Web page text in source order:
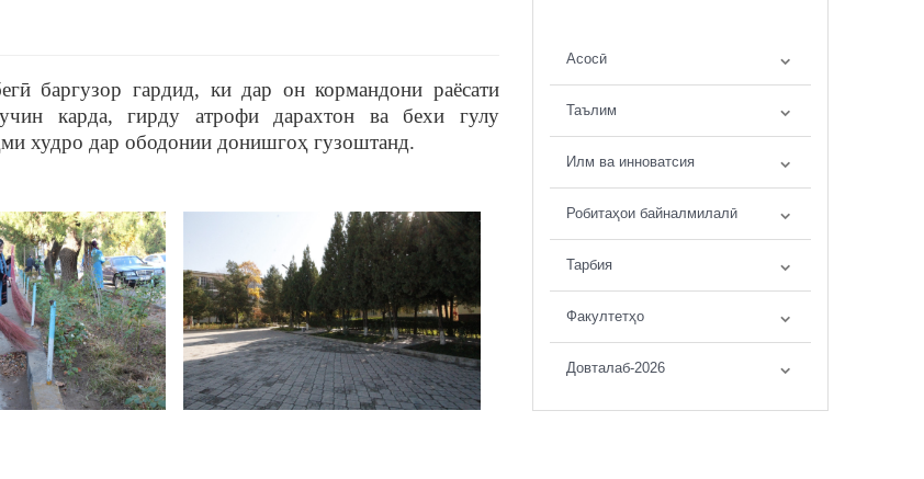
баргузор гардид, ки дар он кормандони раёсати
карда, гирду атрофи дарахтон ва бехи гулу
худро дар ободонии донишгоҳ гузоштанд.
Асосӣ
Таълим
Илм ва инноватсия
Робитаҳои байналмилалӣ
Тарбия
Факултетҳо
Довталаб-2026